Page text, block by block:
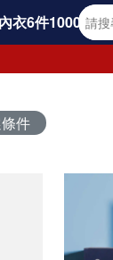
衣6件1000
件